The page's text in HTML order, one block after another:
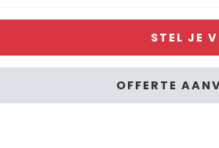
Casoli, 3.5-zits - flex
STEL JE
OFFERTE